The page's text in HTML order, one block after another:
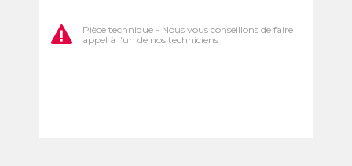
Pièce technique - Nous vous conseillons de faire
appel à l'un de nos techniciens